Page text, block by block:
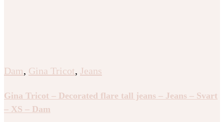
Dam, Gina Tricot, Jeans
Gina Tricot – Decorated flare tall jeans – Jeans – Svart
– XS – Dam